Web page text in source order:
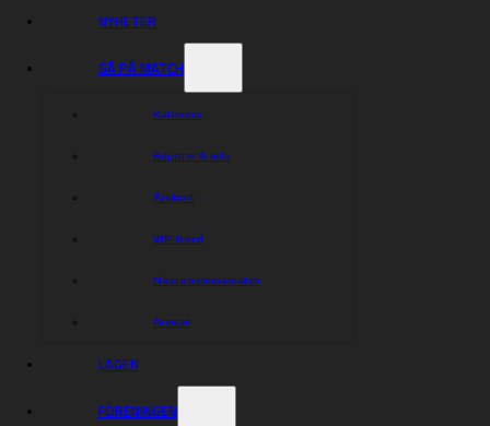
NYHETER
GÅ PÅ MATCH
Kalender
Biljetter & info
Årskort
VIP-bord
Nästa hemmamatch
Arenan
LAGEN
FÖRENINGEN